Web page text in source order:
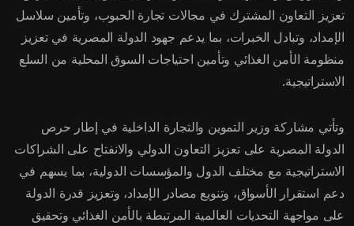
تعزيز التعاون المشترك في مجالات تجارة الحبوب، وتأمين سلاسل
الإمداد، وتبادل الخبرات، بما يدعم جهود الدولة المصرية في تعزيز
منظومة الأمن الغذائي وتأمين احتياجات السوق المحلية من السلع
الاستراتيجية.
وتأتي مشاركة وزير التموين والتجارة الداخلية في إطار حرص
الدولة المصرية على تعزيز التعاون الدولي والانفتاح على الشراكات
الاستراتيجية مع مختلف الدول والمؤسسات الدولية، بما يسهم في
دعم استقرار الأسواق، وتنويع مصادر الإمداد، وتعزيز قدرة الدولة
على مواجهة التحديات العالمية المرتبطة بالأمن الغذائي وتحقيق